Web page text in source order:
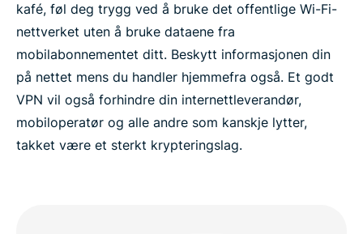
kafé, føl deg trygg ved å bruke det offentlige Wi-Fi-
nettverket uten å bruke dataene fra
mobilabonnementet ditt. Beskytt informasjonen din
på nettet mens du handler hjemmefra også. Et godt
VPN vil også forhindre din internettleverandør,
mobiloperatør og alle andre som kanskje lytter,
takket være et sterkt krypteringslag.